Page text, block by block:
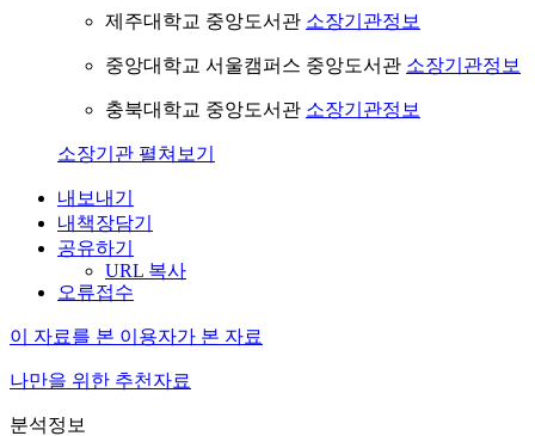
제주대학교 중앙도서관 소장기관정보
중앙대학교 서울캠퍼스 중앙도서관 소장기관정보
충북대학교 중앙도서관 소장기관정보
소장기관 펼쳐보기
내보내기
내책장담기
공유하기
URL 복사
오류접수
이 자료를 본 이용자가 본 자료
나만을 위한 추천자료
분석정보